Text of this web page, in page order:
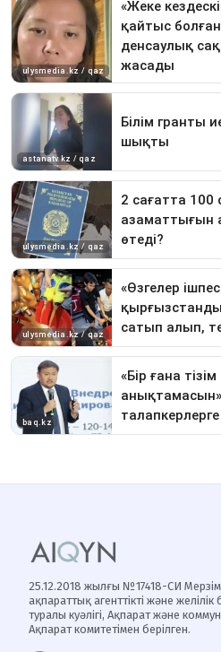
25.12.2018 жылғы №17418-СИ
ақпараттық агенттікті және
туралы куәлігі, Ақпарат және
Ақпарат комитетімен берілген.